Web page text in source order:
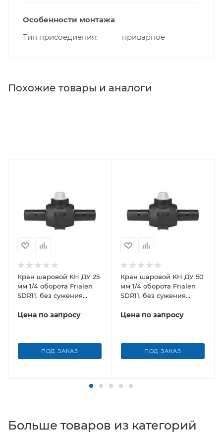
Особенности монтажа
Тип присоедиения
приварное
Похожие товары и аналоги
Кран шаровой KH ДУ 25
мм 1/4 оборота Frialen
SDR11, без сужения
Цена по запросу
ПОД ЗАКАЗ
Кран шаровой KH ДУ 50
мм 1/4 оборота Frialen
SDR11, без сужения
Цена по запросу
ПОД ЗАКАЗ
Больше товаров из категорий